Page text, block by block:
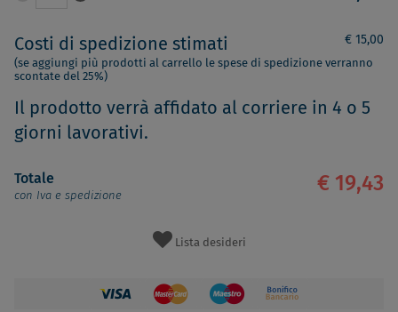
Costi di spedizione stimati € 15,00
(se aggiungi più prodotti al carrello le spese di spedizione verranno
scontate del 25%)
Il prodotto verrà affidato al corriere in 4 o 5
giorni lavorativi.
Totale
con Iva e spedizione
€ 19,43
Lista desideri